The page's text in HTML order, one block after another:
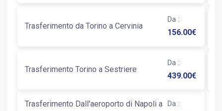
Trasferimento da Torino a Cervinia
Da :
156.00€
Trasferimento Torino a Sestriere
Da :
439.00€
Trasferimento Dall'aeroporto di Napoli a Da :